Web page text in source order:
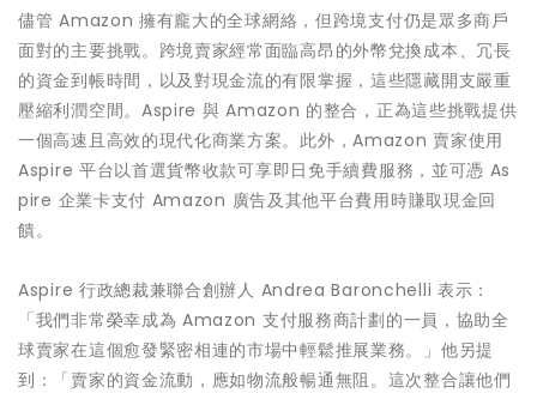
儘管 Amazon 擁有龐大的全球網絡，但跨境支付仍是眾多商戶
面對的主要挑戰。跨境賣家經常面臨高昂的外幣兌換成本、冗長
的資金到帳時間，以及對現金流的有限掌握，這些隱藏開支嚴重
壓縮利潤空間。Aspire 與 Amazon 的整合，正為這些挑戰提供
一個高速且高效的現代化商業方案。此外，Amazon 賣家使用
Aspire 平台以首選貨幣收款可享即日免手續費服務，並可憑 As
pire 企業卡支付 Amazon 廣告及其他平台費用時賺取現金回
饋。
Aspire 行政總裁兼聯合創辦人 Andrea Baronchelli 表示：
「我們非常榮幸成為 Amazon 支付服務商計劃的一員，協助全
球賣家在這個愈發緊密相連的市場中輕鬆推展業務。」他另提
到：「賣家的資金流動，應如物流般暢通無阻。這次整合讓他們